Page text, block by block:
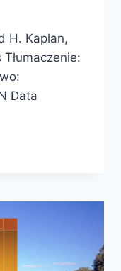
H. Kaplan,
Data